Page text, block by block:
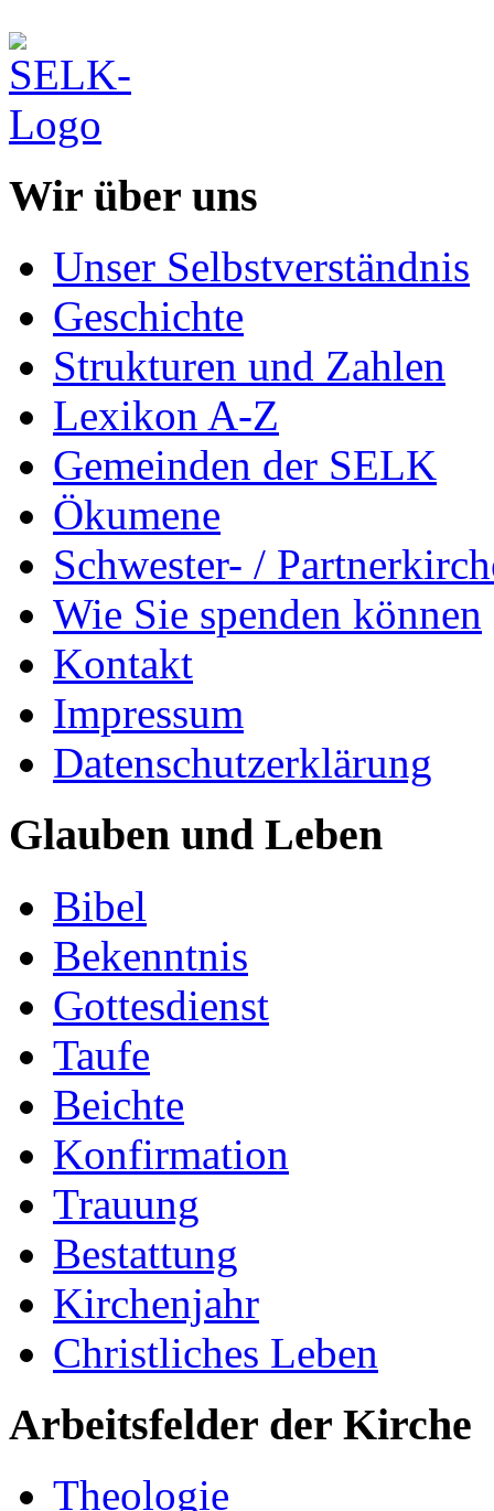
Wir über uns
Unser Selbstverständnis
Geschichte
Strukturen und Zahlen
Lexikon A-Z
Gemeinden der SELK
Ökumene
Schwester- /
Wie Sie spenden können
Kontakt
Impressum
Datenschutzerklärung
Glauben und Leben
Bibel
Bekenntnis
Gottesdienst
Taufe
Beichte
Konfirmation
Trauung
Bestattung
Kirchenjahr
Christliches Leben
Arbeitsfelder der Kirche
Theologie